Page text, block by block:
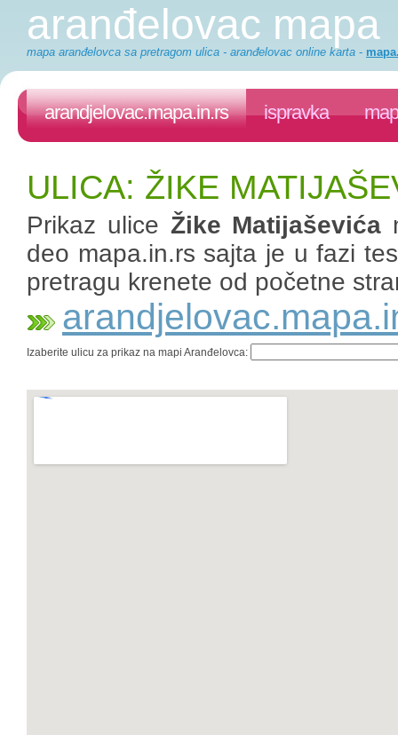
aranđelovac mapa
mapa aranđelovca sa pretragom ulica - aranđelovac online karta -
arandjelovac.mapa.in.rs ispravka
ULICA: ŽIKE
Prikaz ulice Žike Matijaševića
deo mapa.in.rs sajta je u fazi
pretragu krenete od početne
Izaberite ulicu za prikaz na mapi Aranđelovca: